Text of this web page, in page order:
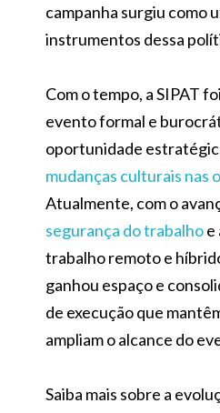
campanha surgiu como
instrumentos dessa
Com o tempo, a SIPAT
evento formal e
oportunidade
mudanças culturais nas
Atualmente, com o
segurança do trabalhoe
trabalho remoto e
ganhou espaço e
de execução que
ampliam o alcance do
Saiba mais sobre a